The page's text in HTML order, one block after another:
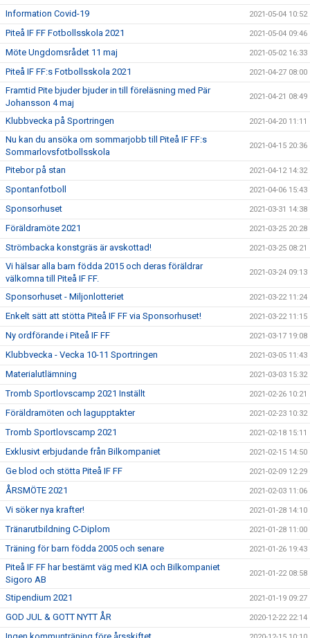
Information Covid-19 2021-05-04 10:52
Piteå IF FF Fotbollsskola 2021 2021-05-04 09:46
Möte Ungdomsrådet 11 maj 2021-05-02 16:33
Piteå IF FF:s Fotbollsskola 2021 2021-04-27 08:00
Framtid Pite bjuder bjuder in till föreläsning med Pär
Johansson 4 maj
2021-04-21 08:49
Klubbvecka på Sportringen 2021-04-20 11:11
Nu kan du ansöka om sommarjobb till Piteå IF FF:s
Sommarlovsfotbollsskola
2021-04-15 20:36
Pitebor på stan 2021-04-12 14:32
Spontanfotboll 2021-04-06 15:43
Sponsorhuset 2021-03-31 14:38
Föräldramöte 2021 2021-03-25 20:28
Strömbacka konstgräs är avskottad! 2021-03-25 08:21
Vi hälsar alla barn födda 2015 och deras föräldrar
välkomna till Piteå IF FF.
2021-03-24 09:13
Sponsorhuset - Miljonlotteriet 2021-03-22 11:24
Enkelt sätt att stötta Piteå IF FF via Sponsorhuset! 2021-03-22 11:15
Ny ordförande i Piteå IF FF 2021-03-17 19:08
Klubbvecka - Vecka 10-11 Sportringen 2021-03-05 11:43
Materialutlämning 2021-03-03 15:32
Tromb Sportlovscamp 2021 Inställt 2021-02-26 10:21
Föräldramöten och lagupptakter 2021-02-23 10:32
Tromb Sportlovscamp 2021 2021-02-18 15:11
Exklusivt erbjudande från Bilkompaniet 2021-02-15 14:50
Ge blod och stötta Piteå IF FF 2021-02-09 12:29
ÅRSMÖTE 2021 2021-02-03 11:06
Vi söker nya krafter! 2021-01-28 14:10
Tränarutbildning C-Diplom 2021-01-28 11:00
Träning för barn födda 2005 och senare 2021-01-26 19:43
Piteå IF FF har bestämt väg med KIA och Bilkompaniet
Sigoro AB
2021-01-22 08:58
Stipendium 2021 2021-01-19 09:27
GOD JUL & GOTT NYTT ÅR 2020-12-22 22:14